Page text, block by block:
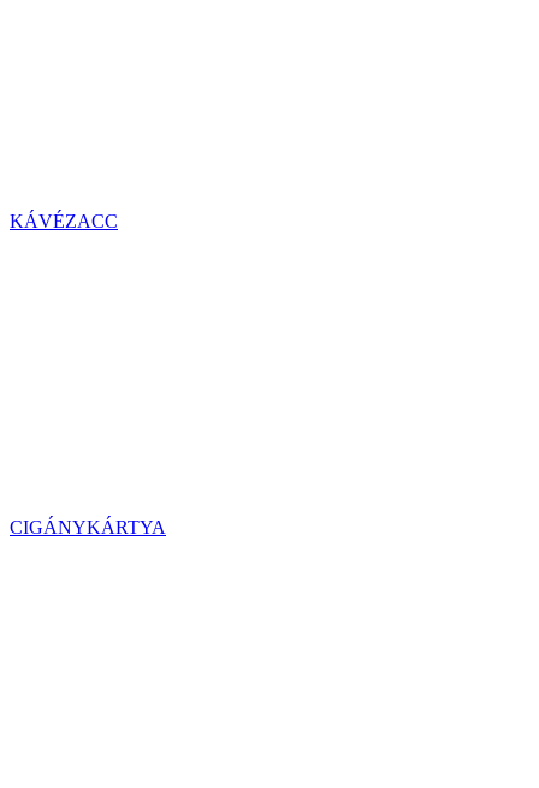
KÁVÉZACC
CIGÁNYKÁRTYA